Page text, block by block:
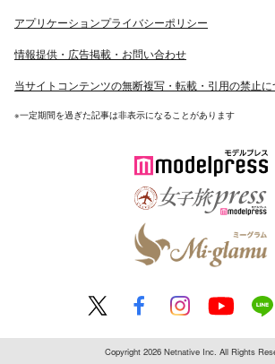
アプリケーションプライバシーポリシー
情報提供・広告掲載・お問い合わせ
当サイトコンテンツの無断複写・転載・引用の禁止に
※一定期間を過ぎた記事は非表示になることがあります
Copyright 2026 Netnative Inc. All Rights